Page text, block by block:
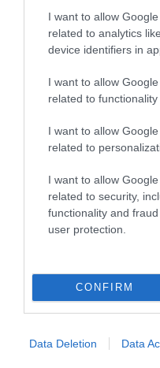
I want to allow
related to analytics
device identifiers in
I want to allow
related to
I want to allow
related to
I want to allow
related to security,
functionality and
user protection.
CONFIRM
Data Deletion Data
Fontos határidőre